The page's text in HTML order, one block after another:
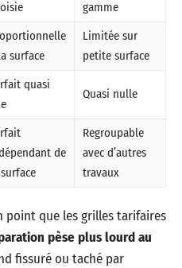
gamme
surface
Limitée sur
petite surface
quasi
Quasi nulle
de
Regroupable
avec d’autres
travaux
point que les grilles tarifaires
pèse plus lourd au
fissuré ou taché par